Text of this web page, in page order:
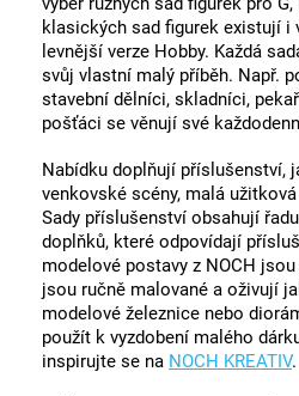
klasických sad figurek existují i
levnější verze Hobby. Každá
svůj vlastní malý příběh. Např.
stavební dělníci, skladníci,
pošťáci se věnují své
Nabídku doplňují příslušenství,
venkovské scény, malá
Sady příslušenství obsahují
doplňků, které odpovídají
modelové postavy z NOCH
jsou ručně malované a oživují
modelové železnice nebo
použít k vyzdobení malého
inspirujte se na NOCH KREATIV.